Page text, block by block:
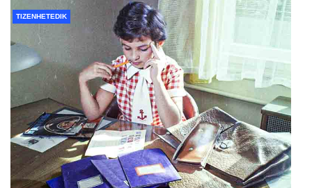
TIZENHETEDIK